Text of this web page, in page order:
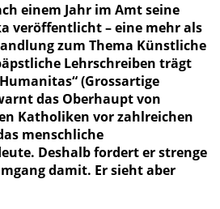
einem Jahr im Amt seine
veröffentlicht – eine mehr als
zum Thema Künstliche
Lehrschreiben trägt
(Grossartige
das Oberhaupt von
Katholiken vor zahlreichen
menschliche
Deshalb fordert er strenge
damit. Er sieht aber